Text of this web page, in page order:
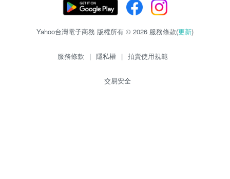
Yahoo台灣電子商務 版權所有 © 2026 服務條款(更新)
服務條款 | 隱私權 | 拍賣使用規範
交易安全